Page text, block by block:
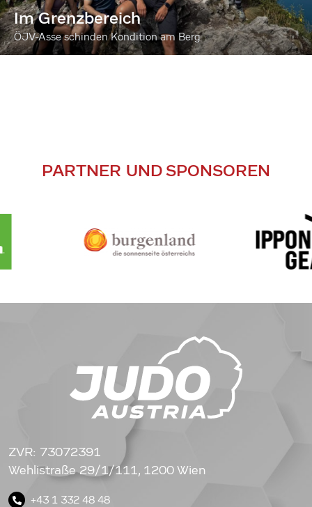
Im Grenzbereich
ÖJV-Asse schinden Kondition am Berg
PARTNER UND SPONSOREN
ZVR: 73072391
Wehlistraße 29/1/111, 1200 Wien
+43 1 332 48 48